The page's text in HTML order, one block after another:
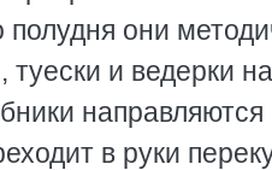
полудня они
туески и ведерки
в руки